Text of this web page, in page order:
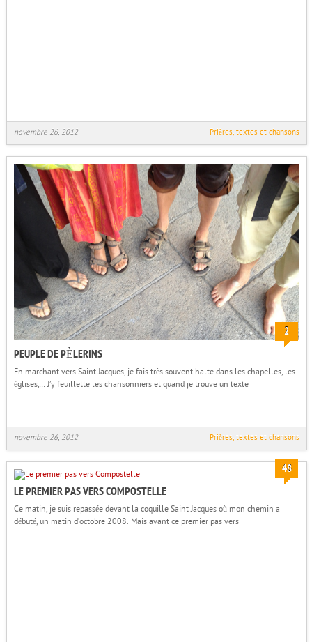
novembre 26, 2012 Prières, textes et chansons
2
PEUPLE DE PÈLERINS
En marchant vers Saint Jacques, je fais très souvent halte dans les chapelles, les
églises,… J’y feuillette les chansonniers et quand je trouve un texte
novembre 26, 2012 Prières, textes et chansons
48
LE PREMIER PAS VERS COMPOSTELLE
Ce matin, je suis repassée devant la coquille Saint Jacques où mon chemin a
débuté, un matin d’octobre 2008. Mais avant ce premier pas vers